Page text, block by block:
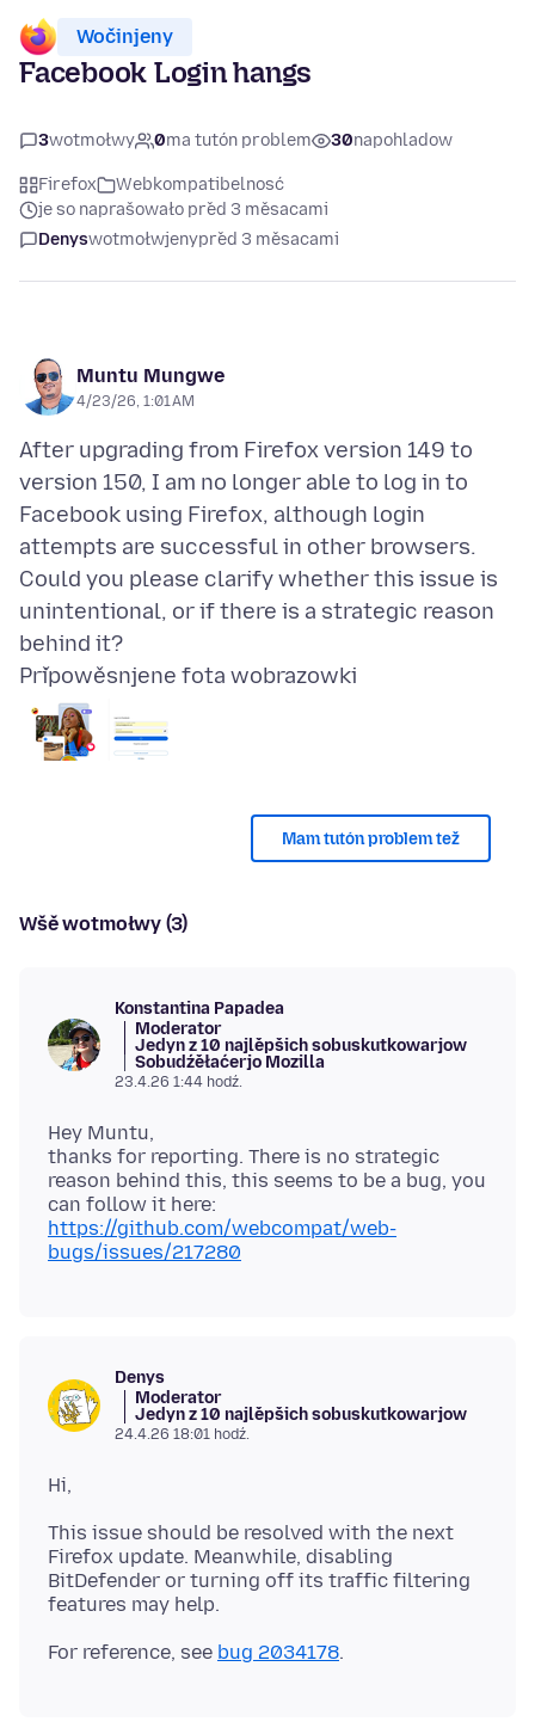
Wočinjeny
Facebook Login hangs
3wotmołwy 0ma tutón problem 30napohladow
Firefox
Webkompatibelnosć
je so naprašowało před 3 měsacami
Denyswotmołwjenypřed 3 měsacami
Muntu Mungwe
4/23/26, 1:01 AM
After upgrading from Firefox version 149 to
version 150, I am no longer able to log in to
Facebook using Firefox, although login
attempts are successful in other browsers.
Could you please clarify whether this issue is
unintentional, or if there is a strategic reason
Připowěsnjene fota wobrazowki
Mam tutón problem tež
Wšě wotmołwy (3)
Konstantina Papadea
Moderator
Jedyn z 10 najlěpšich sobuskutkowarjow
Sobudźěłaćerjo Mozilla
23.4.26 1:44 hodź.
Hey Muntu,
thanks for reporting. There is no strategic
reason behind this, this seems to be a bug, you
can follow it here:
https://github.com/webcompat/web-
bugs/issues/217280
Denys
Moderator
Jedyn z 10 najlěpšich sobuskutkowarjow
24.4.26 18:01 hodź.
This issue should be resolved with the next
Firefox update. Meanwhile, disabling
BitDefender or turning off its traffic filtering
For reference, see bug 2034178